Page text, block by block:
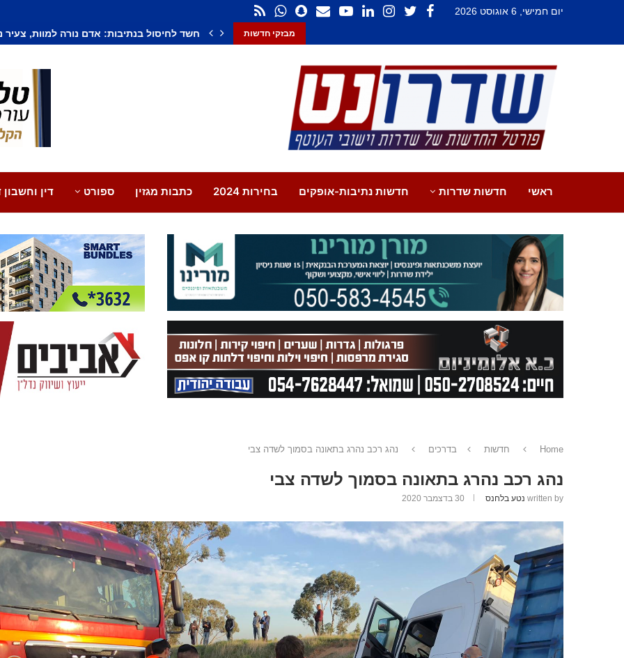
יום חמישי, 6 אוגוסט 2026
מבזקי חדשות חשד לחיסול בנתיבות: אדם נורה למוות, צעיר
ראשי חדשות שדרות חדשות נתיבות-אופקים בחירות 2024 כתבות מגזין ספורט דין וחשבון
Home חדשות בדרכים נהג רכב נהרג בתאונה בסמוך לשדה צבי
נהג רכב נהרג בתאונה בסמוך לשדה צבי
written by נטע בלחנס 30 בדצמבר 2020